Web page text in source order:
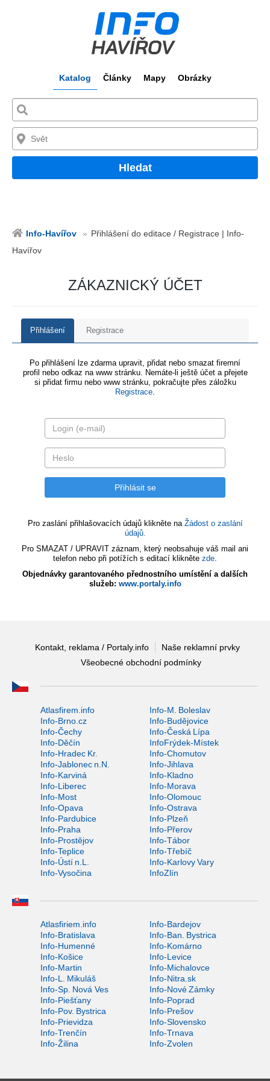
Katalog Články Mapy Obrázky
Hledat
Info-Havířov
Přihlášení do editace / Registrace | Info-
Havířov
ZÁKAZNICKÝ ÚČET
Přihlášení Registrace
Po přihlášení lze zdarma upravit, přidat nebo smazat firemní
profil nebo odkaz na www stránku. Nemáte-li ještě účet a přejete
si přidat firmu nebo www stránku, pokračujte přes záložku
Registrace.
Pro zaslání přihlašovacích údajů klikněte na Žádost o zaslání
údajů.
Pro SMAZAT / UPRAVIT záznam, který neobsahuje váš mail ani
telefon nebo při potížích s editací klikněte zde.
Objednávky garantovaného přednostního umístění a dalších
služeb: www.portaly.info
Kontakt, reklama / Portaly.info
Naše reklamní prvky
Všeobecné obchodní podmínky
Atlasfirem.info
Info-M. Boleslav
Info-Brno.cz
Info-Budějovice
Info-Čechy
Info-Česká Lípa
Info-Děčín
InfoFrýdek-Místek
Info-Hradec Kr.
Info-Chomutov
Info-Jablonec n.N.
Info-Jihlava
Info-Karviná
Info-Kladno
Info-Liberec
Info-Morava
Info-Most
Info-Olomouc
Info-Opava
Info-Ostrava
Info-Pardubice
Info-Plzeň
Info-Praha
Info-Přerov
Info-Prostějov
Info-Tábor
Info-Teplice
Info-Třebíč
Info-Ústí n.L.
Info-Karlovy Vary
Info-Vysočina
InfoZlín
Atlasfiriem.info
Info-Bardejov
Info-Bratislava
Info-Ban. Bystrica
Info-Humenné
Info-Komárno
Info-Košice
Info-Levice
Info-Martin
Info-Michalovce
Info-L. Mikuláš
Info-Nitra.sk
Info-Sp. Nová Ves
Info-Nové Zámky
Info-Piešťany
Info-Poprad
Info-Pov. Bystrica
Info-Prešov
Info-Prievidza
Info-Slovensko
Info-Trenčín
Info-Trnava
Info-Žilina
Info-Zvolen